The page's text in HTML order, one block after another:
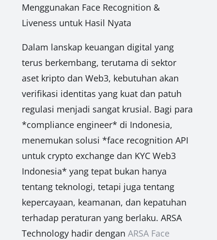
Menggunakan Face Recognition &
Liveness untuk Hasil Nyata
Dalam lanskap keuangan digital yang
terus berkembang, terutama di sektor
aset kripto dan Web3, kebutuhan akan
verifikasi identitas yang kuat dan patuh
regulasi menjadi sangat krusial. Bagi para
*compliance engineer* di Indonesia,
menemukan solusi *face recognition API
untuk crypto exchange dan KYC Web3
Indonesia* yang tepat bukan hanya
tentang teknologi, tetapi juga tentang
kepercayaan, keamanan, dan kepatuhan
terhadap peraturan yang berlaku. ARSA
Technology hadir dengan ARSA Face